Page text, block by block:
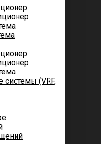
системы (VRF,